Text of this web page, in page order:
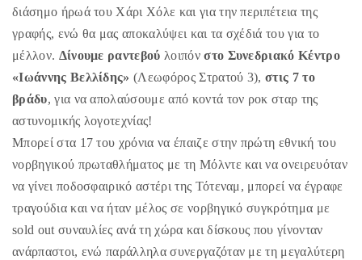
διάσημο ήρωά του Χάρι Χόλε και για την περιπέτεια της
γραφής, ενώ θα μας αποκαλύψει και τα σχέδιά του για το
μέλλον. Δίνουμε ραντεβού λοιπόνστο Συνεδριακό Κέντρο
«Ιωάννης Βελλίδης»(Λεωφόρος Στρατού 3), στις 7 το
βράδυ, για να απολαύσουμε από κοντά τον ροκ σταρ της
αστυνομικής λογοτεχνίας!
Μπορεί στα 17 του χρόνια να έπαιζε στην πρώτη εθνική του
νορβηγικού πρωταθλήματος με τη Μόλντε και να ονειρευόταν
να γίνει ποδοσφαιρικό αστέρι της Τότεναμ, μπορεί να έγραφε
τραγούδια και να ήταν μέλος σε νορβηγικό συγκρότημα με
sold out συναυλίες ανά τη χώρα και δίσκους που γίνονταν
ανάρπαστοι, ενώ παράλληλα συνεργαζόταν με τη μεγαλύτερη